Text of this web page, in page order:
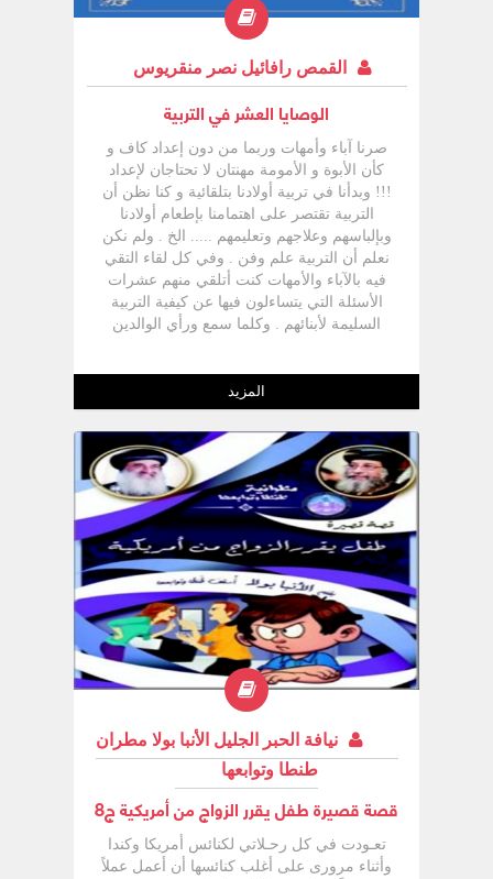
القمص رافائيل نصر منقريوس
الوصايا العشر في التربية
صرنا آباء وأمهات وربما من دون إعداد كاف و
كأن الأبوة و الأمومة مهنتان لا تحتاجان لإعداد
!!! وبدأنا في تربية أولادنا بتلقائية و كنا نظن أن
التربية تقتصر على اهتمامنا بإطعام أولادنا
وبإلباسهم وعلاجهم وتعليمهم ..... الخ . ولم نكن
نعلم أن التربية علم وفن . وفي كل لقاء التقي
فيه بالآباء والأمهات كنت أتلقي منهم عشرات
الأسئلة التي يتساءلون فيها عن كيفية التربية
السليمة لأبنائهم . وكلما سمع ورأي الوالدين
طياتها الخوف علي الأبناء من المستقبل
المجهول . وفي محاولة مني للمساعدة سأقدم
لكم أهم المبادئ التي من شأنها أن توفر
لأولادكم التربية السليمة والصحيحة . ولكن
بداية دعونا نسأل :
المزيد
نيافة الحبر الجليل الأنبا بولا مطران
طنطا وتوابعها
قصة قصيرة طفل يقرر الزواج من أمريكية ج8
تعـودت في كل رحـلاتي لكنائس أمريكا وكندا
وأثناء مرورى على أغلب كنائسها أن أعمل عملاً